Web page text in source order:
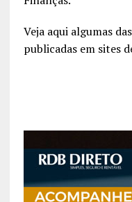
Veja aqui algumas
publicadas em sites